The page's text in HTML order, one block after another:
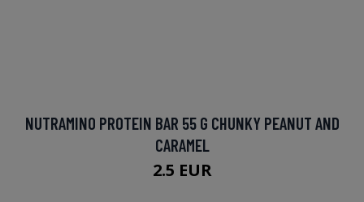
NUTRAMINO PROTEIN BAR 55 G CHUNKY PEANUT AND
CARAMEL
2.5 EUR